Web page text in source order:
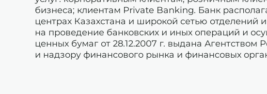
бизнеса; клиентам Private Banking. Банк
центрах Казахстана и широкой сетью отделений
на проведение банковских и иных операций и
ценных бумаг от 28.12.2007 г. выдана
и надзору финансового рынка и финансовых